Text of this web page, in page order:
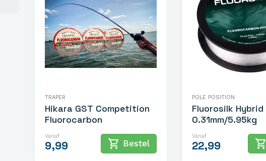
TRAPER
Hikara GST Competition
Fluorocarbon
Vanaf
9,99 shopping_cart Bestel
POLE POSITION
Fluorosilk Hybrid
0.31mm/5.95kg
Vanaf
22,99 shopping_cart